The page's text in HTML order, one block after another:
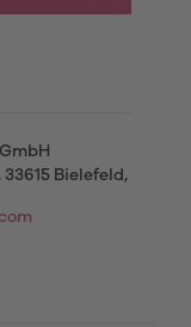
Bielefeld,